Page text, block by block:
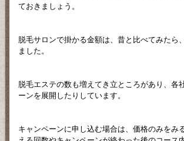
ておきましょう。
脱毛サロンで掛かる金額は、昔と比べてみたら
ました。
脱毛エステの数も増えてき立ところがあり、各
ーンを展開したりしています。
キャンペーンに申し込む場合は、価格のみをみ